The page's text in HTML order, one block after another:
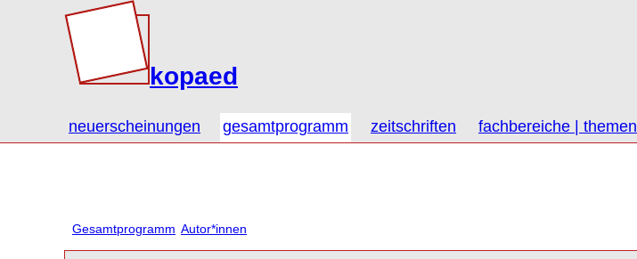
kopaed
neuerscheinungen gesamtprogramm zeitschriften fachbereiche | themen
Gesamtprogramm Autor*innen